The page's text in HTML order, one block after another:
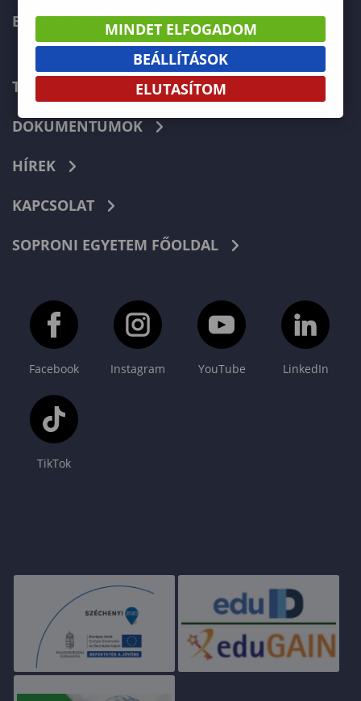
ERASMUS+
TELEFONKÖNYV
DOKUMENTUMOK
HÍREK
KAPCSOLAT
SOPRONI EGYETEM FŐOLDAL
Facebook Instagram YouTube LinkedIn
TikTok
MINDET ELFOGADOM
BEÁLLÍTÁSOK
ELUTASÍTOM